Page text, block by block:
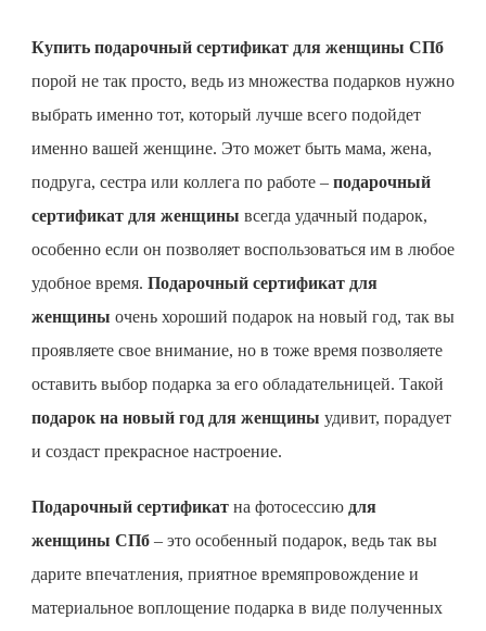
Купить подарочный сертификат для женщины СПб
порой не так просто, ведь из множества подарков нужно
выбрать именно тот, который лучше всего подойдет
именно вашей женщине. Это может быть мама, жена,
подруга, сестра или коллега по работе – подарочный
сертификат для женщины всегда удачный подарок,
особенно если он позволяет воспользоваться им в любое
удобное время. Подарочный сертификат для
женщины очень хороший подарок на новый год, так вы
проявляете свое внимание, но в тоже время позволяете
оставить выбор подарка за его обладательницей. Такой
подарок на новый год для женщины удивит, порадует
и создаст прекрасное настроение.
Подарочный сертификат на фотосессию для
женщины СПб – это особенный подарок, ведь так вы
дарите впечатления, приятное времяпровождение и
материальное воплощение подарка в виде полученных